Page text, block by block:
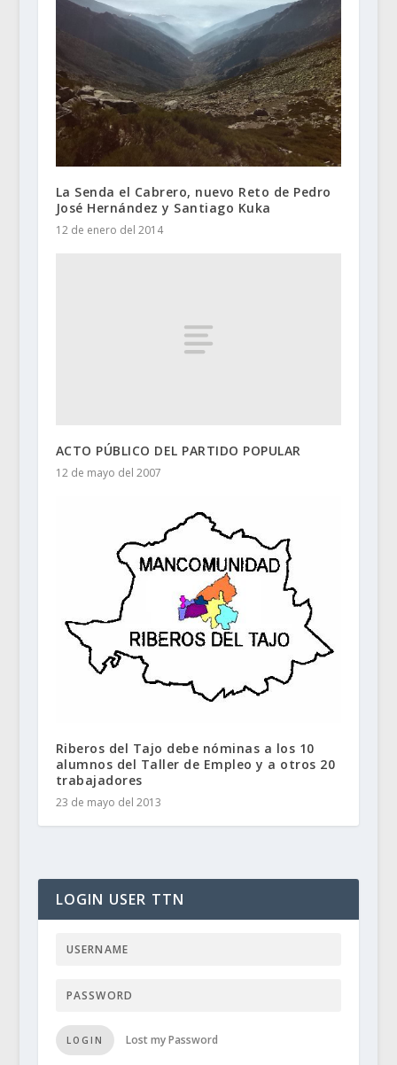
La Senda el Cabrero, nuevo Reto de Pedro
José Hernández y Santiago Kuka
12 de enero del 2014
ACTO PÚBLICO DEL PARTIDO POPULAR
12 de mayo del 2007
Riberos del Tajo debe nóminas a los 10
alumnos del Taller de Empleo y a otros 20
trabajadores
23 de mayo del 2013
LOGIN USER TTN
LOGIN Lost my Password